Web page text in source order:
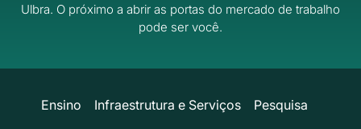
Ulbra. O próximo a abrir as portas do mercado de trabalho
pode ser você.
Ensino Infraestrutura e Serviços
Pesquisa